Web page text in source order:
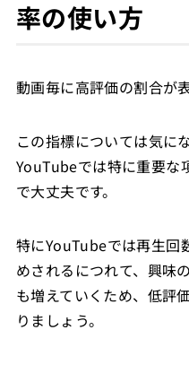
率の使い方
動画毎に高評価の割合が
この指標については気に
YouTubeでは特に重要な
で大丈夫です。
特にYouTubeでは再生回
めされるにつれて、興味
も増えていくため、低評
りましょう。